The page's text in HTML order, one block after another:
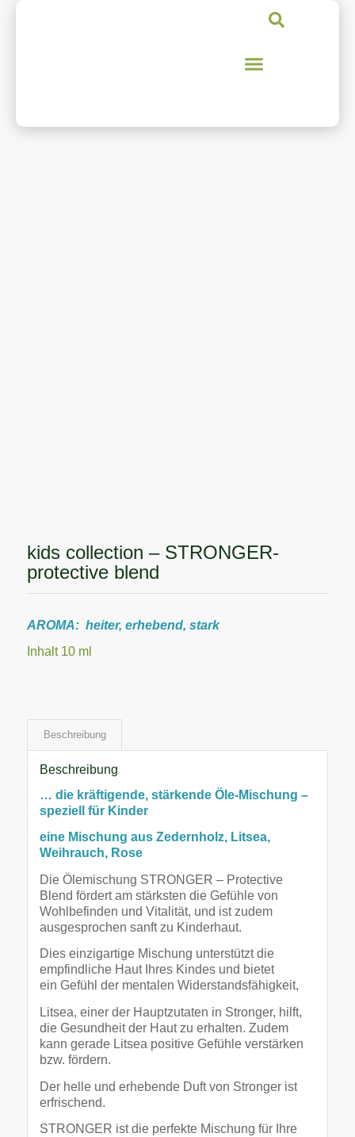
kids collection – STRONGER-
protective blend
AROMA: heiter, erhebend, stark
Inhalt 10 ml
Beschreibung
Beschreibung
… die kräftigende, stärkende Öle-Mischung –
speziell für Kinder
eine Mischung aus Zedernholz, Litsea,
Weihrauch, Rose
Die Ölemischung STRONGER – Protective
Blend fördert am stärksten die Gefühle von
Wohlbefinden und Vitalität, und ist zudem
ausgesprochen sanft zu Kinderhaut.
Dies einzigartige Mischung unterstützt die
empfindliche Haut Ihres Kindes und bietet
ein Gefühl der mentalen Widerstandsfähigkeit,
Litsea, einer der Hauptzutaten in Stronger, hilft,
die Gesundheit der Haut zu erhalten. Zudem
kann gerade Litsea positive Gefühle verstärken
bzw. fördern.
Der helle und erhebende Duft von Stronger ist
erfrischend.
STRONGER ist die perfekte Mischung für Ihre